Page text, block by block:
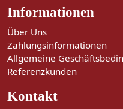
Informationen
Über Uns
Zahlungsinformationen
Allgemeine
Referenzkunden
Kontakt